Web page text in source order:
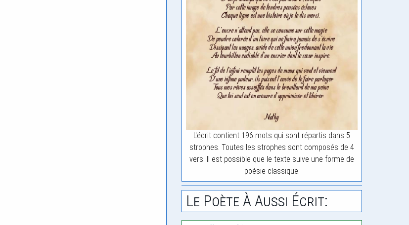
L'écrit contient 196 mots qui sont répartis dans 5
strophes. Toutes les strophes sont composés de 4
vers. Il est possible que le texte suive une forme de
poésie classique.
Le Poète À Aussi Écrit: